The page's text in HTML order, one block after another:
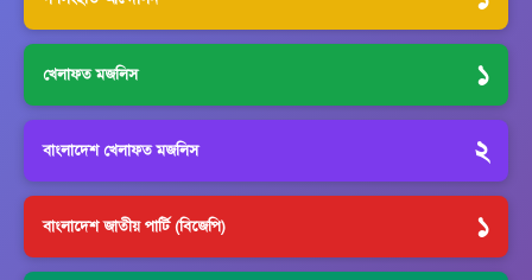
খেলাফত মজলিস ১
বাংলাদেশ খেলাফত মজলিস ২
বাংলাদেশ জাতীয় পার্টি (বিজেপি) ১